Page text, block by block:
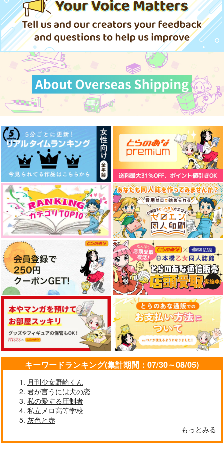
体感予報 2 青と碧 2
きみは最愛のステラ 上下巻 ミルクなきみとビターな彼 2
愛とかいろいろあるところ あなたは俺の運命でしょ！！
やらしく躾けて愛してあげる－Dom
／Subユニバース－２
最狂ヤンキーが僕だけに夢中な
件！？
なんかもうあーあって感じ。2 特装
版
僕の愛しいよなさん
エンドロールは地獄まで 2 嘘つきなキスで今日もバイバイ
好きとおかえり
黄泉のツガイ
ドラマCD「甘くて熱くて息も
できない 4」
LIMITLESS(初回限定盤)/蒼井
翔太
MAMORU MIYANO ASIA LIV
E TOUR 2025-2026 ～VACATI
ONING!～/宮野真守
うたの☆プリンスさまっ♪HE
★VENSドラマCD「BLACK G
ARDEN-memento-」
「40までにしたい10のこと2」
ドラマCD特装盤 (マンガ小冊
子セット)
キーワードランキング(集計期間：07/30～08/05)
月刊少女野崎くん
君が言うには犬の恋
私の愛する圧制者
私立メロ高等学校
灰色と赤
もっとみる